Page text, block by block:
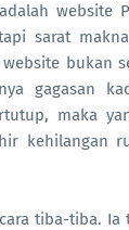
website
sarat
bukan
gagasan
maka
kehilangan
tiba-tiba.